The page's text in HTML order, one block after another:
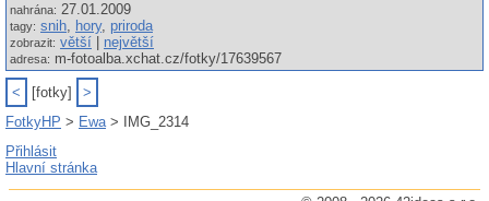
nahrána: 27.01.2009
tagy: snih, hory, priroda
zobrazit: větší největší
adresa: m-fotoalba.xchat.cz/fotky/17639567
< [fotky]
>
FotkyHP > Ewa> IMG_2314
Přihlásit
Hlavní stránka